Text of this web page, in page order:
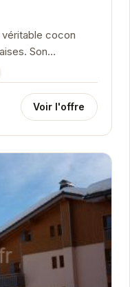
véritable cocon
Son
de-Sixt offre
Voir l'offre